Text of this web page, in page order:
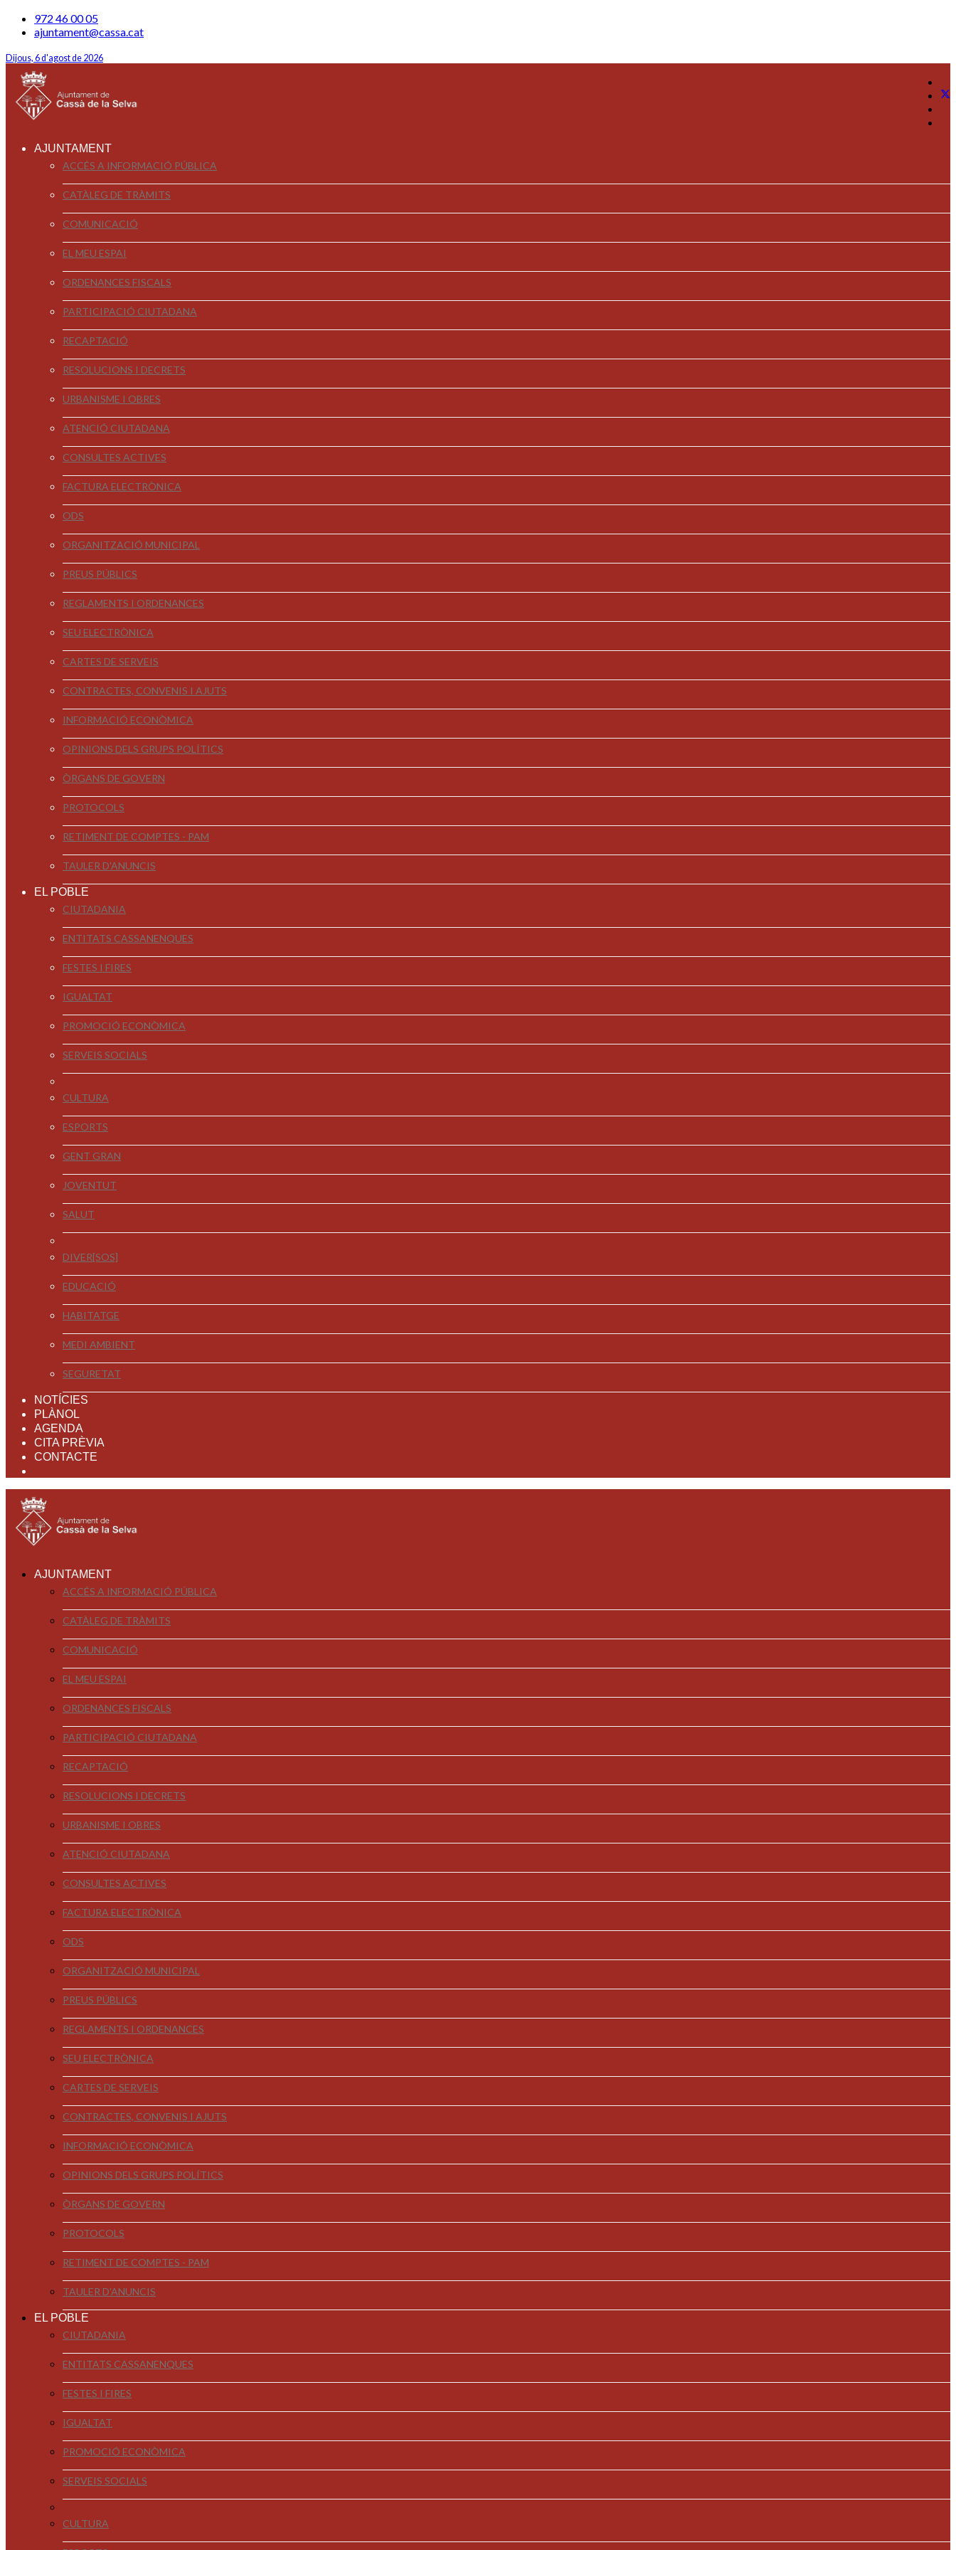
972 46 00 05
ajuntament@cassa.cat
Dijous, 6 d'agost de 2026
AJUNTAMENT
ACCÉS A INFORMACIÓ PÚBLICA
CATÀLEG DE TRÀMITS
COMUNICACIÓ
EL MEU ESPAI
ORDENANCES FISCALS
PARTICIPACIÓ CIUTADANA
RECAPTACIÓ
RESOLUCIONS I DECRETS
URBANISME I OBRES
ATENCIÓ CIUTADANA
CONSULTES ACTIVES
FACTURA ELECTRÒNICA
ODS
ORGANITZACIÓ MUNICIPAL
PREUS PÚBLICS
REGLAMENTS I ORDENANCES
SEU ELECTRÒNICA
CARTES DE SERVEIS
CONTRACTES, CONVENIS I AJUTS
INFORMACIÓ ECONÒMICA
OPINIONS DELS GRUPS POLÍTICS
ÒRGANS DE GOVERN
PROTOCOLS
RETIMENT DE COMPTES - PAM
TAULER D'ANUNCIS
EL POBLE
CIUTADANIA
ENTITATS CASSANENQUES
FESTES I FIRES
IGUALTAT
PROMOCIÓ ECONÒMICA
SERVEIS SOCIALS
CULTURA
ESPORTS
GENT GRAN
JOVENTUT
SALUT
DIVER[SOS]
EDUCACIÓ
HABITATGE
MEDI AMBIENT
SEGURETAT
NOTÍCIES
PLÀNOL
AGENDA
CITA PRÈVIA
CONTACTE
AJUNTAMENT
ACCÉS A INFORMACIÓ PÚBLICA
CATÀLEG DE TRÀMITS
COMUNICACIÓ
EL MEU ESPAI
ORDENANCES FISCALS
PARTICIPACIÓ CIUTADANA
RECAPTACIÓ
RESOLUCIONS I DECRETS
URBANISME I OBRES
ATENCIÓ CIUTADANA
CONSULTES ACTIVES
FACTURA ELECTRÒNICA
ODS
ORGANITZACIÓ MUNICIPAL
PREUS PÚBLICS
REGLAMENTS I ORDENANCES
SEU ELECTRÒNICA
CARTES DE SERVEIS
CONTRACTES, CONVENIS I AJUTS
INFORMACIÓ ECONÒMICA
OPINIONS DELS GRUPS POLÍTICS
ÒRGANS DE GOVERN
PROTOCOLS
RETIMENT DE COMPTES - PAM
TAULER D'ANUNCIS
EL POBLE
CIUTADANIA
ENTITATS CASSANENQUES
FESTES I FIRES
IGUALTAT
PROMOCIÓ ECONÒMICA
SERVEIS SOCIALS
CULTURA